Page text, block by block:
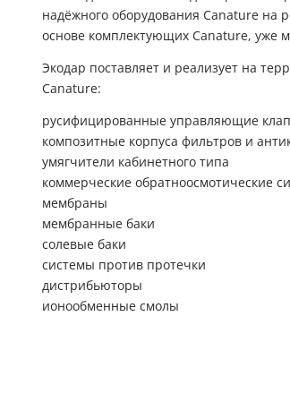
надёжного оборудования Canature на
основе комплектующих Canature, уже
Экодар поставляет и реализует на
Canature:
русифицированные управляющие
композитные корпуса фильтров и
умягчители кабинетного типа
коммерческие обратноосмотические
мембраны
мембранные баки
солевые баки
системы против протечки
дистрибьюторы
ионообменные смолы